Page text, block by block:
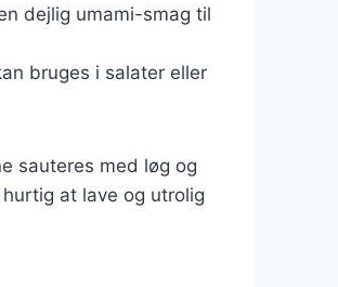
dejlig umami-smag til
bruges i salater eller
sauteres med løg og
at lave og utrolig